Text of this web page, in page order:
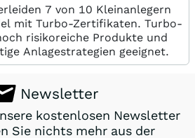
7 von 10 Kleinanlegern
mit Turbo-Zertifikaten. Turbo-
risikoreiche Produkte und
Anlagestrategien geeignet.
Newsletter
kostenlosen Newsletter
Sie nichts mehr aus der